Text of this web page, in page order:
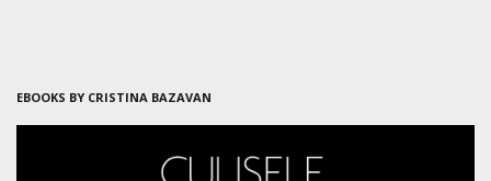
EBOOKS BY CRISTINA BAZAVAN